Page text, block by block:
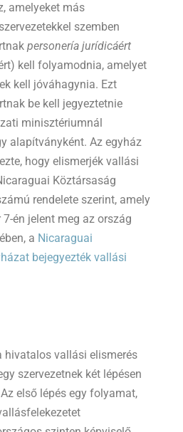
amelyeket más
szemben
personería jurídicáért
kell folyamodnia, amelyet
kell jóváhagynia. Ezt
be kell jegyeztetnie
minisztériumnál
alapítványként. Az egyház
hogy elismerjék vallási
Köztársaság
rendelete szerint, amely
én jelent meg az ország
a Nicaraguai
bejegyezték vallási
hivatalos vallási elismerés
szervezetnek két lépésen
első lépés egy folyamat,